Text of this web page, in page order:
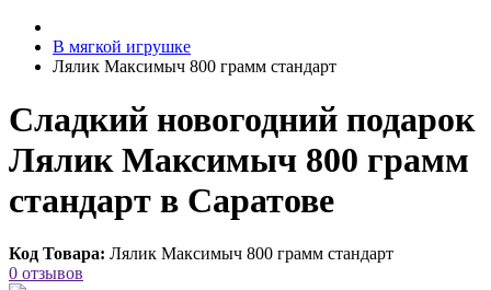
В мягкой игрушке
Лялик Максимыч 800 грамм стандарт
Сладкий новогодний подарок
Лялик Максимыч 800 грамм
стандарт в Саратове
Код Товара: Лялик Максимыч 800 грамм стандарт
0 отзывов